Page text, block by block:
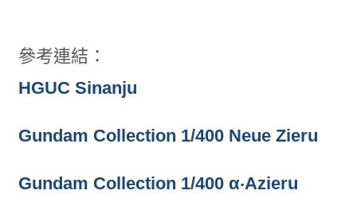
參考連結：
HGUC Sinanju
Gundam Collection 1/400 Neue Zieru
Gundam Collection 1/400 α‧Azieru